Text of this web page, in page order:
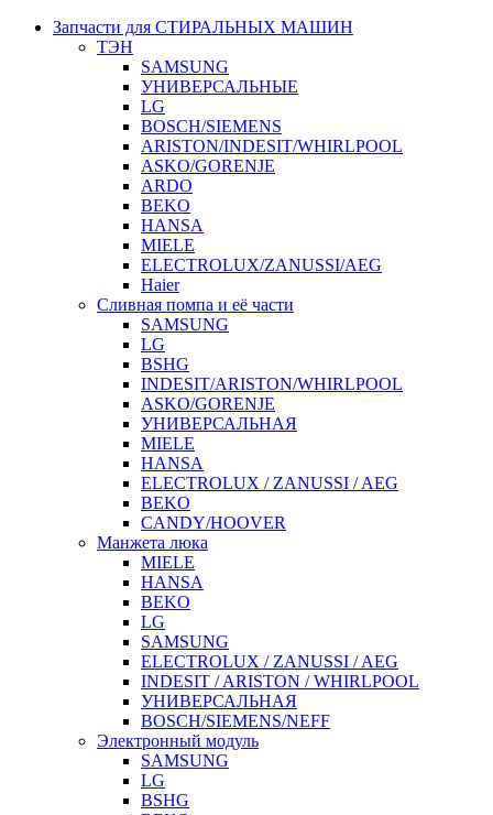
Запчасти для СТИРАЛЬНЫХ МАШИН
ТЭН
SAMSUNG
УНИВЕРСАЛЬНЫЕ
LG
BOSCH/SIEMENS
ARISTON/INDESIT/WHIRLPOOL
ASKO/GORENJE
ARDO
BEKO
HANSA
MIELE
ELECTROLUX/ZANUSSI/AEG
Haier
Сливная помпа и её части
SAMSUNG
LG
BSHG
INDESIT/ARISTON/WHIRLPOOL
ASKO/GORENJE
УНИВЕРСАЛЬНАЯ
MIELE
HANSA
ELECTROLUX / ZANUSSI / AEG
BEKO
CANDY/HOOVER
Манжета люка
MIELE
HANSA
BEKO
LG
SAMSUNG
ELECTROLUX / ZANUSSI / AEG
INDESIT / ARISTON / WHIRLPOOL
УНИВЕРСАЛЬНАЯ
BOSCH/SIEMENS/NEFF
Электронный модуль
SAMSUNG
LG
BSHG